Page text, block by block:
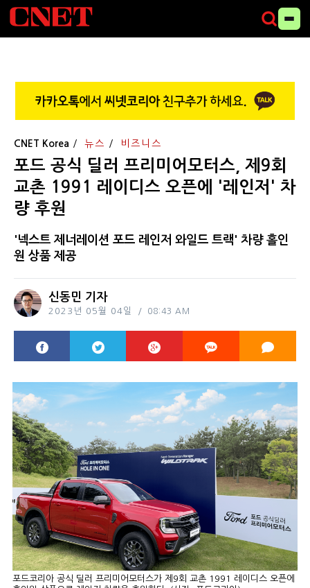
CNET Korea 뉴스 비즈니스
포드 공식 딜러 프리미어모터스, 제9회
교촌 1991 레이디스 오픈에 '레인저' 차
량 후원
'넥스트 제너레이션 포드 레인저 와일드 트랙' 차량 홀인
원 상품 제공
신동민 기자
2023년 05월 04일 08:43 AM
포드코리아 공식 딜러 프리미어모터스가 제9회 교촌 1991 레이디스 오픈에